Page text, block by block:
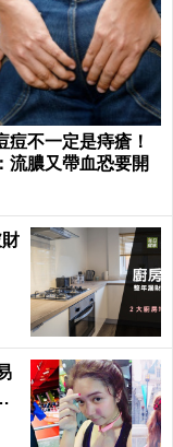
痘不一定是痔瘡！
流膿又帶血恐要開